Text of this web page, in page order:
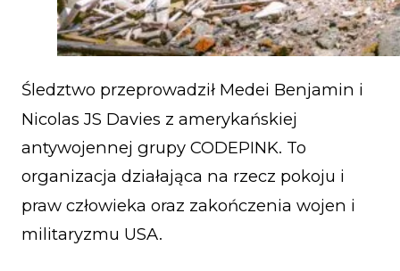
Śledztwo przeprowadził Medei Benjamin i
Nicolas JS Davies z amerykańskiej
antywojennej grupy CODEPINK. To
organizacja działająca na rzecz pokoju i
praw człowieka oraz zakończenia wojen i
militaryzmu USA.